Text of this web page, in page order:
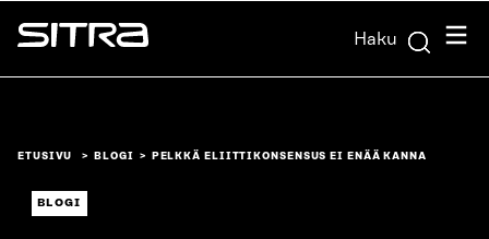
Siirry
suoraan
Sitra Haku
ETUSIVU BLOGI PELKKÄ ELIITTIKONSENSUS EI ENÄÄ KANNA
BLOGI